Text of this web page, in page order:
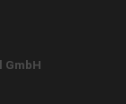
GmbH